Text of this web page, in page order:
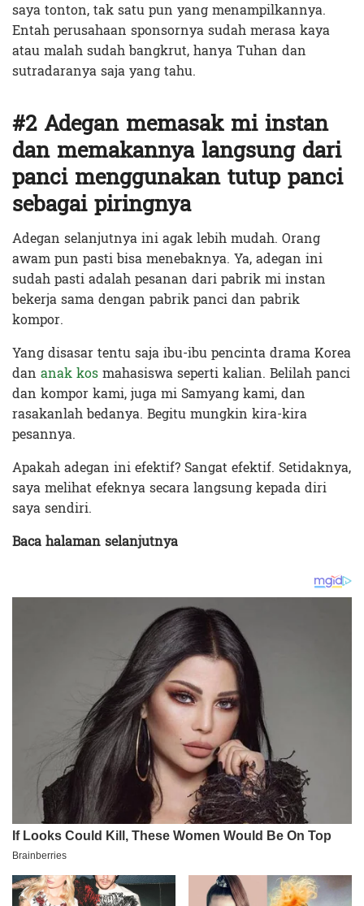
saya tonton, tak satu pun yang menampilkannya.
Entah perusahaan sponsornya sudah merasa kaya
atau malah sudah bangkrut, hanya Tuhan dan
sutradaranya saja yang tahu.
#2 Adegan memasak mi instan
dan memakannya langsung dari
panci menggunakan tutup panci
sebagai piringnya
Adegan selanjutnya ini agak lebih mudah. Orang
awam pun pasti bisa menebaknya. Ya, adegan ini
sudah pasti adalah pesanan dari pabrik mi instan
bekerja sama dengan pabrik panci dan pabrik
kompor.
Yang disasar tentu saja ibu-ibu pencinta drama Korea
dan anak kosmahasiswa seperti kalian. Belilah panci
dan kompor kami, juga mi Samyang kami, dan
rasakanlah bedanya. Begitu mungkin kira-kira
pesannya.
Apakah adegan ini efektif? Sangat efektif. Setidaknya,
saya melihat efeknya secara langsung kepada diri
saya sendiri.
Baca halaman selanjutnya